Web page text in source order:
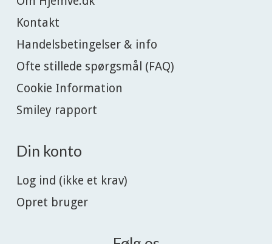
Kontakt
Handelsbetingelser & info
Ofte stillede spørgsmål (FAQ)
Cookie Information
Smiley rapport
Din konto
Log ind (ikke et krav)
Opret bruger